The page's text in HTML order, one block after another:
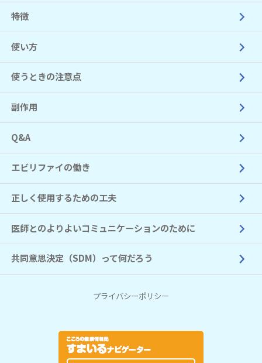
特徴
使い方
使うときの注意点
副作用
Q&A
エビリファイの働き
正しく使用するための工夫
医師とのよりよいコミュニケーションのために
共同意思決定（SDM）って何だろう
プライバシーポリシー